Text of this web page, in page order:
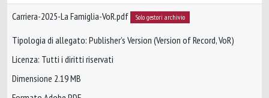
Carriera-2025-La Famiglia-VoR.pdf Solo gestori archivio
Tipologia di allegato: Publisher’s Version (Version of Record, VoR)
Licenza: Tutti i diritti riservati
Dimensione 2.19 MB